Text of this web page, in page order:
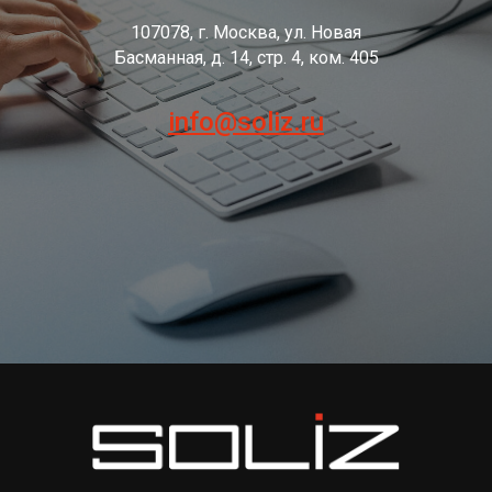
107078, г. Москва, ул. Новая
Басманная, д. 14, стр. 4, ком. 405
info@soliz.ru